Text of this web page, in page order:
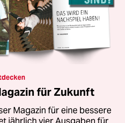
für Zukunft
Magazin für eine bessere